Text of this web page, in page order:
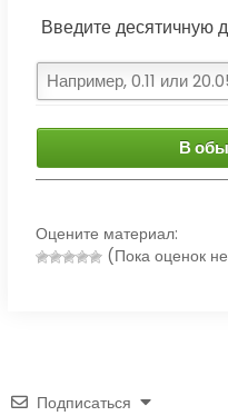
Введите десятичную
В
Оцените материал:
(Пока оценок
Подписаться